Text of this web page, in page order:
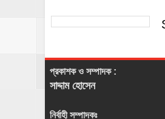
প্রকাশক ও সম্পাদক :
সাদ্দাম হোসেন
নির্বাহী সম্পাদকঃ